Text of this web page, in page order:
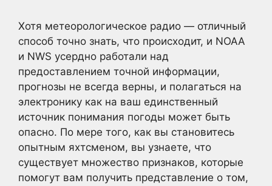
Хотя метеорологическое радио — отличный
способ точно знать, что происходит, и NOAA
и NWS усердно работали над
предоставлением точной информации,
прогнозы не всегда верны, и полагаться на
электронику как на ваш единственный
источник понимания погоды может быть
опасно. По мере того, как вы становитесь
опытным яхтсменом, вы узнаете, что
существует множество признаков, которые
помогут вам получить представление о том,